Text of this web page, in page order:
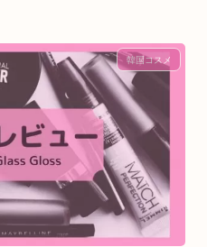
韓国コスメ